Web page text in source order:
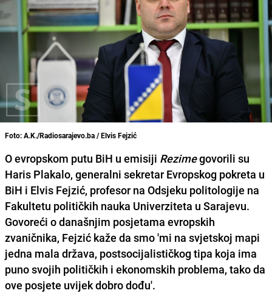
Foto: A.K./Radiosarajevo.ba / Elvis Fejzić
O evropskom putu BiH u emisiji Rezimegovorili su
Haris Plakalo, generalni sekretar Evropskog pokreta u
BiH i Elvis Fejzić, profesor na Odsjeku politologije na
Fakultetu političkih nauka Univerziteta u Sarajevu.
Govoreći o današnjim posjetama evropskih
zvaničnika, Fejzić kaže da smo 'mi na svjetskoj mapi
jedna mala država, postsocijalističkog tipa koja ima
puno svojih političkih i ekonomskih problema, tako da
ove posjete uvijek dobro dođu'.